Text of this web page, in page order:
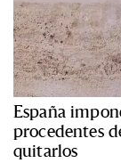
España
procedentes
quitarlos